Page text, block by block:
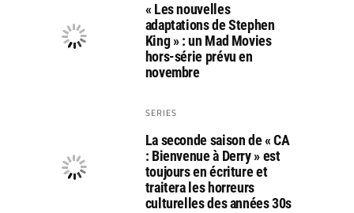
« Les nouvelles
adaptations de Stephen
King » : un Mad Movies
hors-série prévu en
novembre
SERIES
La seconde saison de « CA
: Bienvenue à Derry » est
toujours en écriture et
traitera les horreurs
culturelles des années 30s